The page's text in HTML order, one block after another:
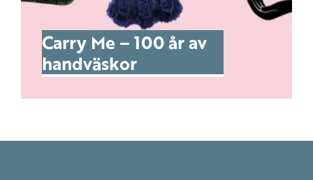
Carry Me – 100 år av
handväskor